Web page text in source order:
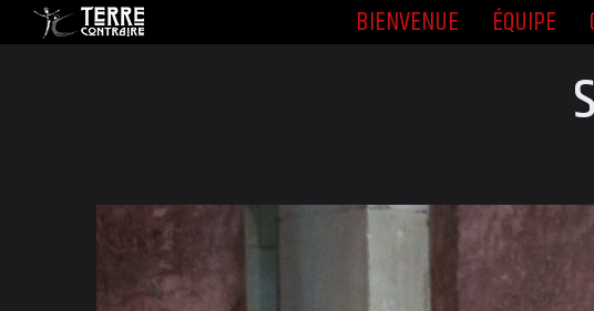
BIENVENUE ÉQUIPE
BIENVENUE ÉQUIPE